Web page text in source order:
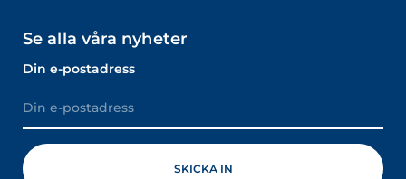
Se alla våra nyheter
Din e-postadress